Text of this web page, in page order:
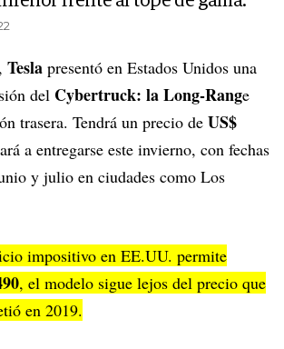
Tesla presentó en Estados Unidos una
del Cybertruck: la Long-Range
trasera. Tendrá un precio de US$
a entregarse este invierno, con fechas
y julio en ciudades como Los
impositivo en EE.UU. permite
, el modelo sigue lejos del precio que
en 2019.